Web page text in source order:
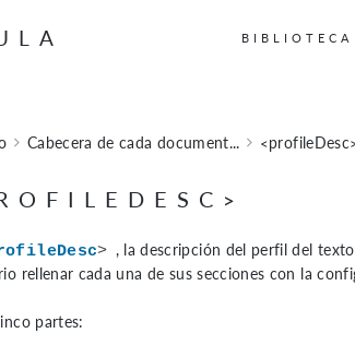
BIBLIOTECA
Cabecera de cada document...
> , la descripción del perfil del
rellenar cada una de sus secciones con la
partes: